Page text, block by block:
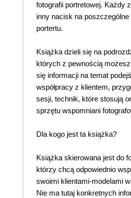
fotografii portretowej. Każdy
inny nacisk na
portertu.
Książka dzieli się na
których z pewnością
się informacji na temat
współpracy z klientem,
sesji, technik, które stosują
sprzętu wspomniani
Dla kogo jest ta książka?
Książka skierowana jest do
którzy chcą odpowiednio
swoimi klientami-modelami
Nie ma tutaj konkretnych